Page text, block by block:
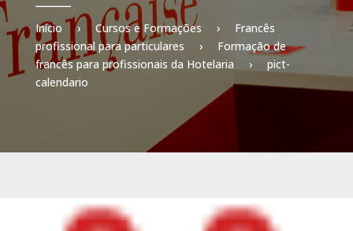
Início › Cursos e Formações ›
Francês
profissional para particulares
›
Formação de
francês para profissionais da Hotelaria
›
pict-
calendario